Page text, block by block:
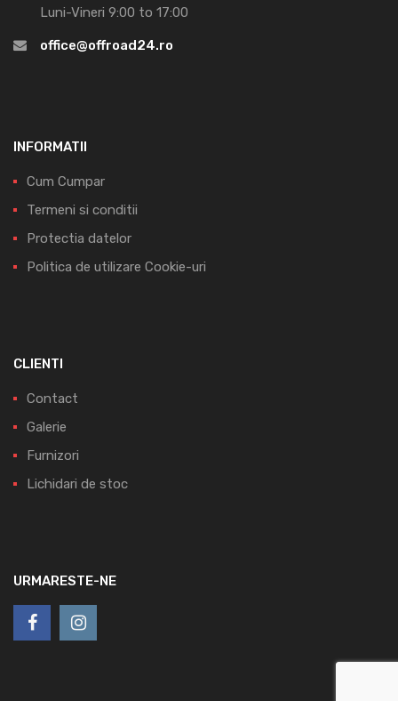
Luni-Vineri 9:00 to 17:00
office@offroad24.ro
INFORMATII
Cum Cumpar
Termeni si conditii
Protectia datelor
Politica de utilizare Cookie-uri
CLIENTI
Contact
Galerie
Furnizori
Lichidari de stoc
URMARESTE-NE